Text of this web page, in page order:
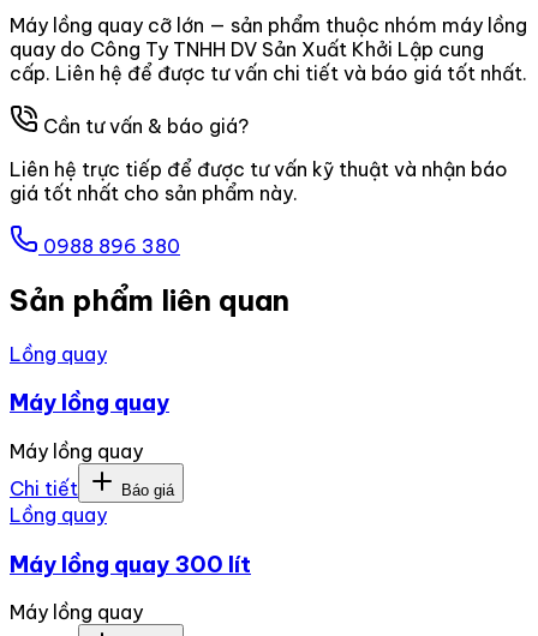
Máy lồng quay cỡ lớn — sản phẩm thuộc nhóm máy lồng
quay do Công Ty TNHH DV Sản Xuất Khởi Lập cung
cấp. Liên hệ để được tư vấn chi tiết và báo giá tốt nhất.
Cần tư vấn & báo giá?
Liên hệ trực tiếp để được tư vấn kỹ thuật và nhận báo
giá tốt nhất cho sản phẩm này.
0988 896 380
Sản phẩm liên quan
Lồng quay
Máy lồng quay
Máy lồng quay
Chi tiết
Báo giá
Lồng quay
Máy lồng quay 300 lít
Máy lồng quay